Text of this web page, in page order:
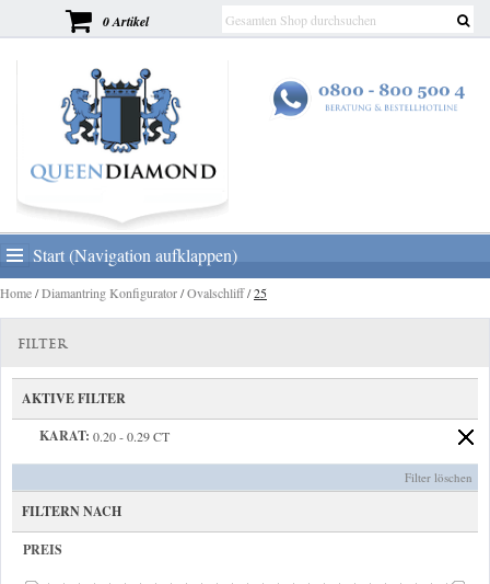
0 Artikel
Start (Navigation aufklappen)
Home/Diamantring Konfigurator/Ovalschliff/25
FILTER
AKTIVE FILTER
KARAT: 0.20 - 0.29 CT
Filter löschen
FILTERN NACH
PREIS